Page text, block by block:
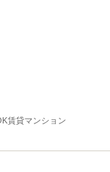
賃貸マンション